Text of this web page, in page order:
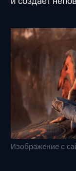
Изображение с